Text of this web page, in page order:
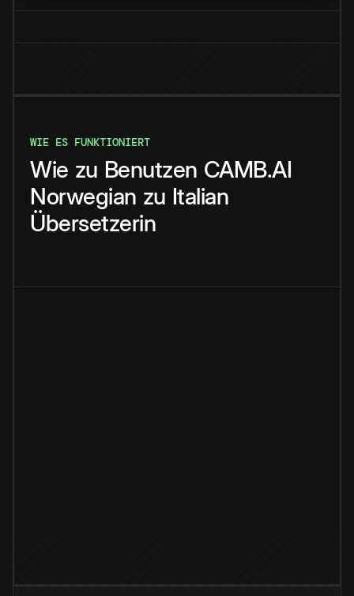
WIE ES FUNKTIONIERT
Wie zu Benutzen CAMB.AI
Norwegian zu Italian
Übersetzerin